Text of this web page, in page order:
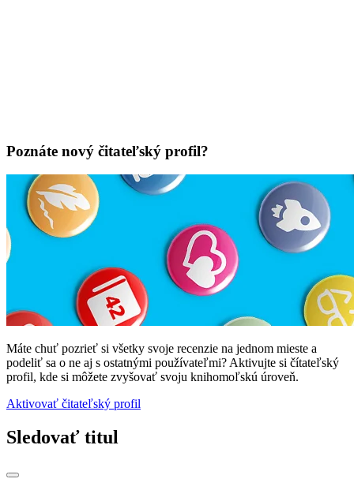
Poznáte nový čitateľský profil?
Máte chuť pozrieť si všetky svoje recenzie na jednom mieste a
podeliť sa o ne aj s ostatnými používateľmi? Aktivujte si čítateľský
profil, kde si môžete zvyšovať svoju knihomoľskú úroveň.
Aktivovať čitateľský profil
Sledovať titul